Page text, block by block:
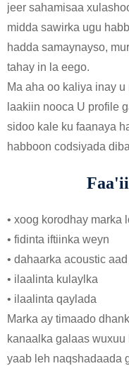
jeer sahamisaa
midda sawirka ugu
hadda samaynayso,
tahay in la eego.
Ma aha oo kaliya inay
laakiin nooca U profile
sidoo kale ku faanaya
habboon codsiyada
• xoog korodhay marka
• fidinta iftiinka weyn
• dahaarka acoustic
• ilaalinta kulaylka
• ilaalinta qaylada
Marka ay timaado
kanaalka galaas
yaab leh naqshadaada